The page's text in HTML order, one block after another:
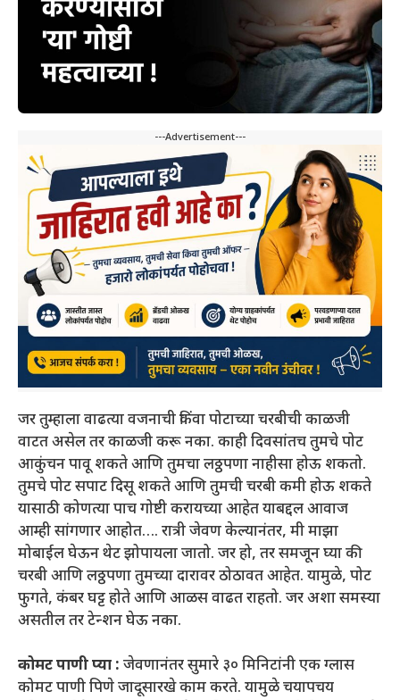
---Advertisement---
जर तुम्हाला वाढत्या वजनाची किंवा पोटाच्या चरबीची काळजी
वाटत असेल तर काळजी करू नका. काही दिवसांतच तुमचे पोट
आकुंचन पावू शकते आणि तुमचा लठ्ठपणा नाहीसा होऊ शकतो.
तुमचे पोट सपाट दिसू शकते आणि तुमची चरबी कमी होऊ शकते
यासाठी कोणत्या पाच गोष्टी करायच्या आहेत याबद्दल आवाज
आम्ही सांगणार आहोत…. रात्री जेवण केल्यानंतर, मी माझा
मोबाईल घेऊन थेट झोपायला जातो. जर हो, तर समजून घ्या की
चरबी आणि लठ्ठपणा तुमच्या दारावर ठोठावत आहेत. यामुळे, पोट
फुगते, कंबर घट्ट होते आणि आळस वाढत राहतो. जर अशा समस्या
असतील तर टेन्शन घेऊ नका.
कोमट पाणी प्या : जेवणानंतर सुमारे ३० मिनिटांनी एक ग्लास
कोमट पाणी पिणे जादूसारखे काम करते. यामुळे चयापचय